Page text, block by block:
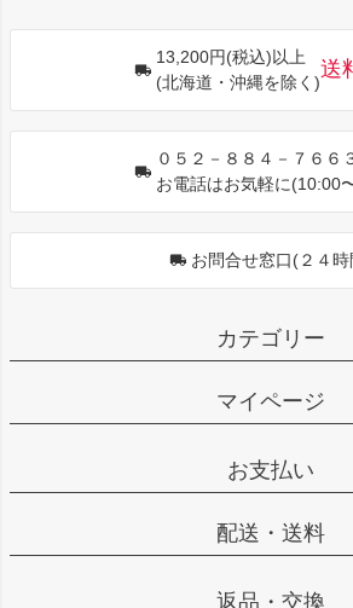
13,200円(税込)以上
(北海道・沖縄を除く)
送
０５２－８８４－７６６
お電話はお気軽に(10:00
お問合せ窓口(２４時
カテゴリー
マイページ
お支払い
配送・送料
返品・交換